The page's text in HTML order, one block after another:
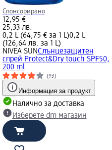
Спонсорирано
12,95 €
25,33 лв.
0,2 L (64,75 € за 1 L)0,2 L
(126,64 лв. за 1 L)
NIVEA SUNСлънцезащитен
спрей Protect&Dry touch SPF50,
200 ml
(93)
Информация за продукт
Налично за доставка
Изберете dm магазин